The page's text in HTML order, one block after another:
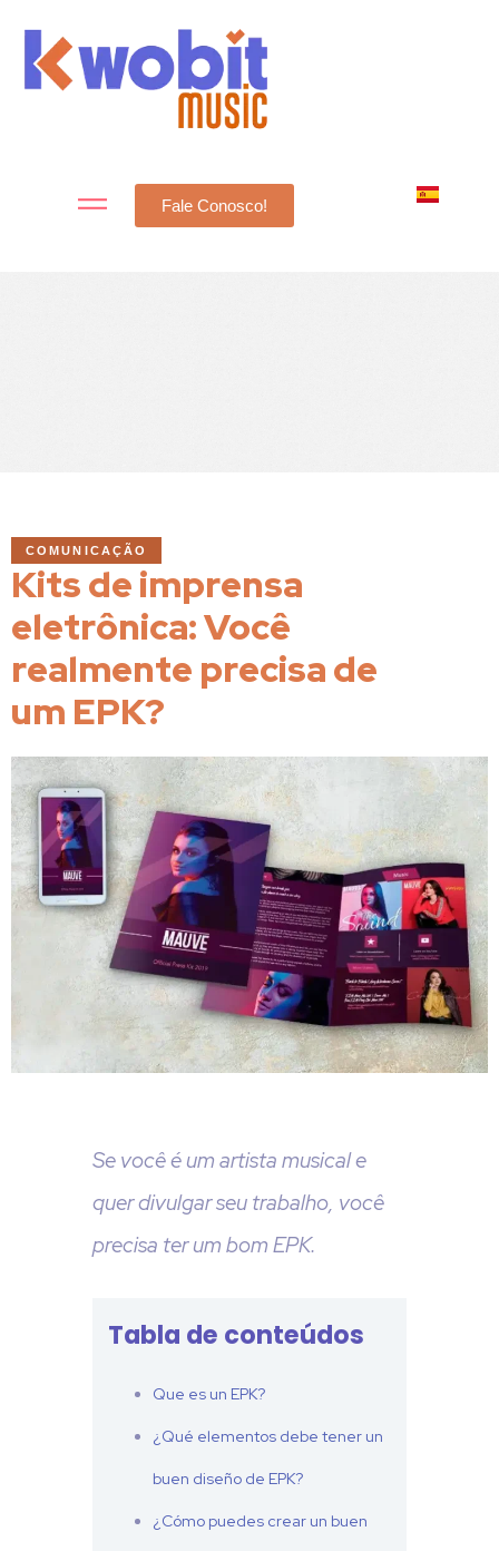
Fale Conosco!
COMUNICAÇÃO
Kits de imprensa
eletrônica: Você
realmente precisa de
um EPK?
Se você é um artista musical e
quer divulgar seu trabalho, você
precisa ter um bom EPK.
Tabla de conteúdos
Que es un EPK?
¿Qué elementos debe tener un
buen diseño de EPK?
¿Cómo puedes crear un buen